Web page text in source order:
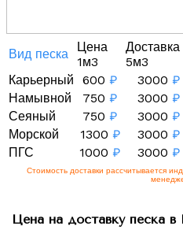
Вид песка
Цена
1м3
Доставка
5м3
Карьерный
600 ₽ 3000 ₽
Намывной
750 ₽ 3000 ₽
Сеяный
750 ₽ 3000 ₽
Морской
1300 ₽ 3000 ₽
ПГС
1000 ₽ 3000 ₽
Стоимость доставки рассчитывается
Цена на доставку песка в